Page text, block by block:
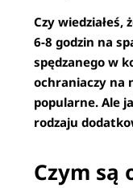
Czy wiedziałeś,
6-8 godzin na
spędzanego w
ochraniaczy na
popularne. Ale
rodzaju
Czym są